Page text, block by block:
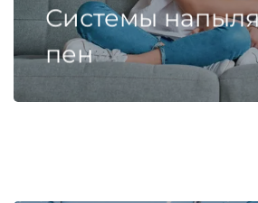
Системы
пен